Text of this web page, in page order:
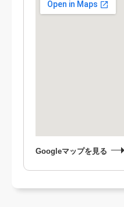
Googleマップを見る